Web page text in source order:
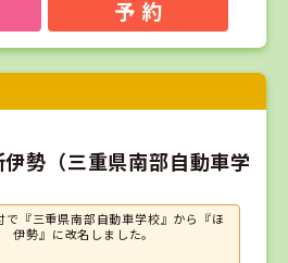
予 約
勢（三重県南部自動車学
で『三重県南部自動車学校』から『ほ
伊勢』に改名しました。